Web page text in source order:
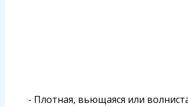
- Плотная, вьющаяся или